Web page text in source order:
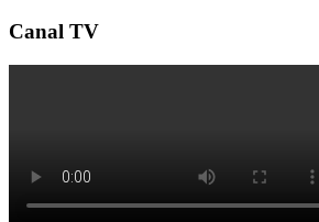
Canal TV